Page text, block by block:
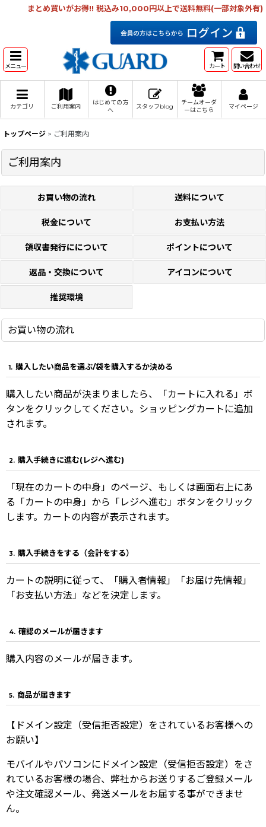
まとめ買いがお得!! 税込み10,000円以上で送料無料(一部対象外有)
メニュー カート 問い合わせ
カテゴリ ご利用案内
はじめての方
へ
スタッフblog
チームオーダ
ーはこちら
マイページ
トップページ > ご利用案内
ご利用案内
お買い物の流れ 送料について
税金について お支払い方法
領収書発行にについて ポイントについて
返品・交換について アイコンについて
推奨環境
お買い物の流れ
1. 購入したい商品を選ぶ/袋を購入するか決める
購入したい商品が決まりましたら、「カートに入れる」ボ
タンをクリックしてください。ショッピングカートに追加
されます。
2. 購入手続きに進む(レジへ進む)
「現在のカートの中身」のページ、もしくは画面右上にあ
る「カートの中身」から「レジへ進む」ボタンをクリック
します。カートの内容が表示されます。
3. 購入手続きをする（会計をする）
カートの説明に従って、「購入者情報」「お届け先情報」
「お支払い方法」などを決定します。
4. 確認のメールが届きます
購入内容のメールが届きます。
5. 商品が届きます
【ドメイン設定（受信拒否設定）をされているお客様への
お願い】
モバイルやパソコンにドメイン設定（受信拒否設定）をさ
れているお客様の場合、弊社からお送りするご登録メール
や注文確認メール、発送メールをお届する事ができませ
ん。